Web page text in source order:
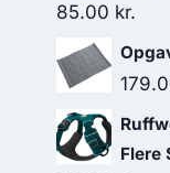
85.00 kr.
Flere